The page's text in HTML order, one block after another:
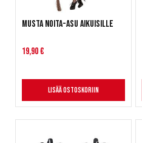
Musta Noita-asu aikuisille
19,90 €
Lisää ostoskoriin